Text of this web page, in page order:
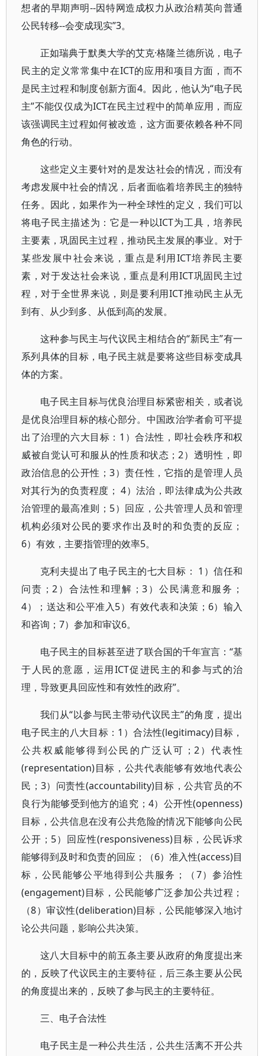
想者的早期声明--因特网造成权力从政治精英向普通
公民转移--会变成现实”3。
正如瑞典于默奥大学的艾克·格隆兰德所说，电子
民主的定义常常集中在ICT的应用和项目方面，而不
是民主过程和制度创新方面4。因此，他认为“电子民
主”不能仅仅成为ICT在民主过程中的简单应用，而应
该强调民主过程如何被改造，这方面要依赖各种不同
角色的行动。
这些定义主要针对的是发达社会的情况，而没有
考虑发展中社会的情况，后者面临着培养民主的独特
任务。因此，如果作为一种全球性的定义，我们可以
将电子民主描述为：它是一种以ICT为工具，培养民
主要素，巩固民主过程，推动民主发展的事业。对于
某些发展中社会来说，重点是利用ICT培养民主要
素，对于发达社会来说，重点是利用ICT巩固民主过
程，对于全世界来说，则是要利用ICT推动民主从无
到有、从少到多、从低到高的发展。
这种参与民主与代议民主相结合的“新民主”有一
系列具体的目标，电子民主就是要将这些目标变成具
体的方案。
电子民主目标与优良治理目标紧密相关，或者说
是优良治理目标的核心部分。中国政治学者俞可平提
出了治理的六大目标：1）合法性，即社会秩序和权
威被自觉认可和服从的性质和状态；2）透明性，即
政治信息的公开性；3）责任性，它指的是管理人员
对其行为的负责程度； 4）法治，即法律成为公共政
治管理的最高准则；5）回应，公共管理人员和管理
机构必须对公民的要求作出及时的和负责的反应；
6）有效，主要指管理的效率5。
克利夫提出了电子民主的七大目标： 1）信任和
问责；2）合法性和理解；3）公民满意和服务；
4）；送达和公平准入5）有效代表和决策；6）输入
和咨询；7）参加和审议6。
电子民主的目标甚至进了联合国的千年宣言：“基
于人民的意愿，运用ICT促进民主的和参与式的治
理，导致更具回应性和有效性的政府”。
我们从“以参与民主带动代议民主”的角度，提出
电子民主的八大目标：1）合法性(legitimacy)目标，
公共权威能够得到公民的广泛认可；2）代表性
(representation)目标，公共代表能够有效地代表公
民；3）问责性(accountability)目标，公共官员的不
良行为能够受到他方的追究；4）公开性(openness)
目标，公共信息在没有公共危险的情况下能够向公民
公开；5）回应性(responsiveness)目标，公民诉求
能够得到及时和负责的回应；（6）准入性(access)目
标，公民能够公平地得到公共服务；（7）参治性
(engagement)目标，公民能够广泛参加公共过程；
（8）审议性(deliberation)目标，公民能够深入地讨
论公共问题，影响公共决策。
这八大目标中的前五条主要从政府的角度提出来
的，反映了代议民主的主要特征，后三条主要从公民
的角度提出来的，反映了参与民主的主要特征。
三、电子合法性
电子民主是一种公共生活，公共生活离不开公共